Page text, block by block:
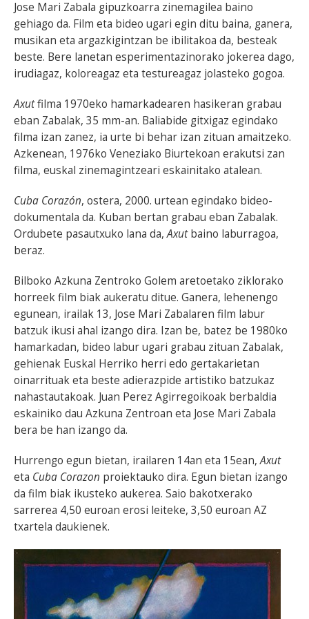
Jose Mari Zabala gipuzkoarra zinemagilea baino
gehiago da. Film eta bideo ugari egin ditu baina, ganera,
musikan eta argazkigintzan be ibilitakoa da, besteak
beste. Bere lanetan esperimentazinorako jokerea dago,
irudiagaz, koloreagaz eta testureagaz jolasteko gogoa.
Axutfilma 1970eko hamarkadearen hasikeran grabau
eban Zabalak, 35 mm-an. Baliabide gitxigaz egindako
filma izan zanez, ia urte bi behar izan zituan amaitzeko.
Azkenean, 1976ko Veneziako Biurtekoan erakutsi zan
filma, euskal zinemagintzeari eskainitako atalean.
Cuba Corazón, ostera, 2000. urtean egindako bideo-
dokumentala da. Kuban bertan grabau eban Zabalak.
Ordubete pasautxuko lana da,Axutbaino laburragoa,
beraz.
Bilboko Azkuna Zentroko Golem aretoetako ziklorako
horreek film biak aukeratu ditue. Ganera, lehenengo
egunean, irailak 13, Jose Mari Zabalaren film labur
batzuk ikusi ahal izango dira. Izan be, batez be 1980ko
hamarkadan, bideo labur ugari grabau zituan Zabalak,
gehienak Euskal Herriko herri edo gertakarietan
oinarrituak eta beste adierazpide artistiko batzukaz
nahastautakoak. Juan Perez Agirregoikoak berbaldia
eskainiko dau Azkuna Zentroan eta Jose Mari Zabala
bera be han izango da.
Hurrengo egun bietan, irailaren 14an eta 15ean,Axut
eta Cuba Corazon proiektauko dira. Egun bietan izango
da film biak ikusteko aukerea. Saio bakotxerako
sarrerea 4,50 euroan erosi leiteke, 3,50 euroan AZ
txartela daukienek.